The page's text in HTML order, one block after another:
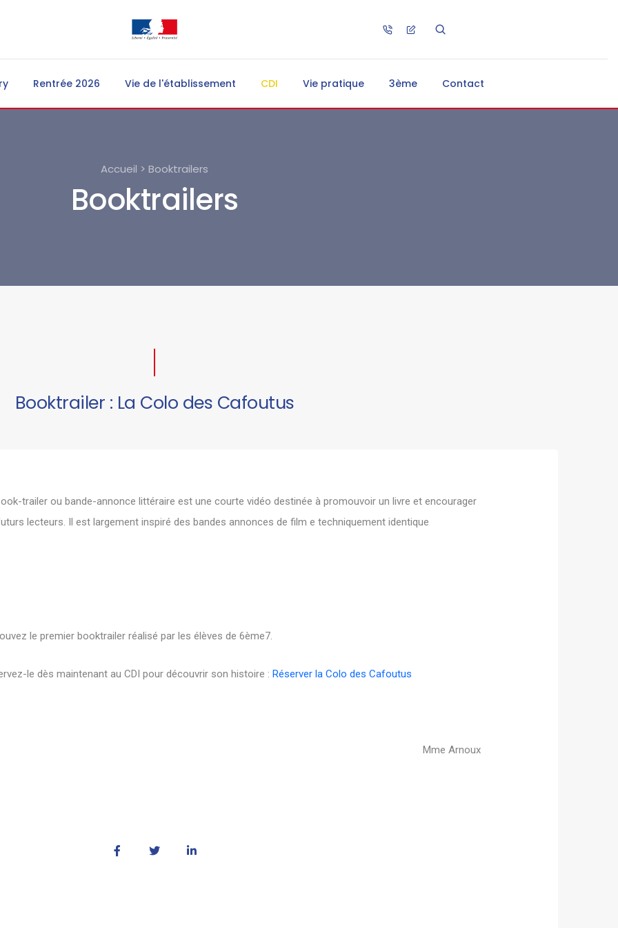
Rentrée 2026 Vie de l'établissement CDI Vie pratique 3ème Contact
Accueil > Booktrailers
Booktrailers
Booktrailer : La Colo des Cafoutus
trailer ou bande-annonce littéraire est une courte vidéo destinée à promouvoir un livre et encourager
lecteurs. Il est largement inspiré des bandes annonces de film e techniquement identique
le premier booktrailer réalisé par les élèves de 6ème7.
le dès maintenant au CDI pour découvrir son histoire : Réserver la Colo des Cafoutus
Mme Arnoux